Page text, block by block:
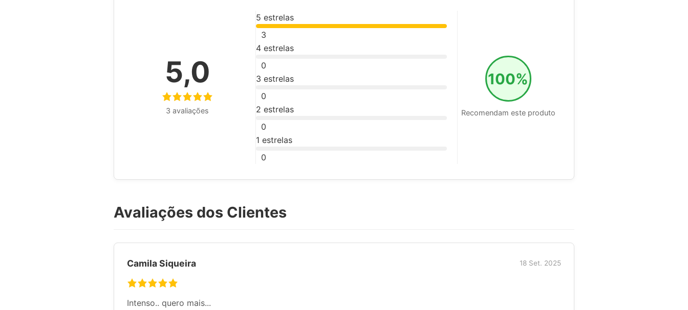
5,0
3 avaliações
5 estrelas
3
4 estrelas
0
3 estrelas
0
2 estrelas
0
1 estrelas
0
100%
Recomendam este produto
Avaliações dos Clientes
Camila Siqueira 18 Set. 2025
Intenso.. quero mais...